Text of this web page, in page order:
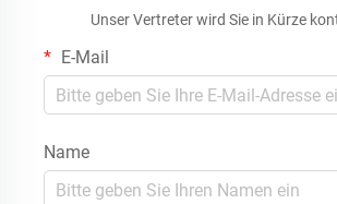
Unser Vertreter wird Sie in Kürze
E-Mail
Name